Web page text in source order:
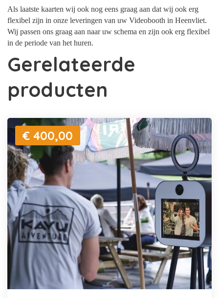
Als laatste kaarten wij ook nog eens graag aan dat wij ook erg
flexibel zijn in onze leveringen van uw Videobooth in Heenvliet.
Wij passen ons graag aan naar uw schema en zijn ook erg flexibel
in de periode van het huren.
Gerelateerde
producten
€ 400,00